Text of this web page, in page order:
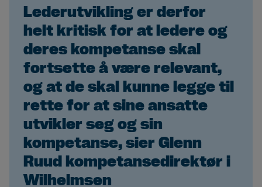
Lederutvikling er derfor
helt kritisk for at ledere og
deres kompetanse skal
fortsette å være relevant,
og at de skal kunne legge til
rette for at sine ansatte
utvikler seg og sin
kompetanse, sier Glenn
Ruud kompetansedirektør i
Wilhelmsen